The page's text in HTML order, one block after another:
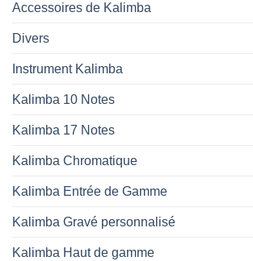
Accessoires de Kalimba
Divers
Instrument Kalimba
Kalimba 10 Notes
Kalimba 17 Notes
Kalimba Chromatique
Kalimba Entrée de Gamme
Kalimba Gravé personnalisé
Kalimba Haut de gamme